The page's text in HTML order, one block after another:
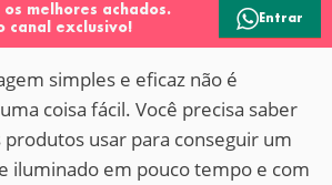
melhores achados.
canal exclusivo!
Entrar
simples e eficaz não é
coisa fácil. Você precisa saber
usar para conseguir um
iluminado em pouco tempo e com